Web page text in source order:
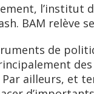
l’institut
BAM relève
de
Par ailleurs, et